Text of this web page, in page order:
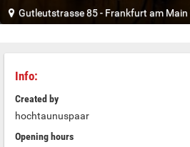
Gutleutstrasse 85- Frankfurt am Main
Info:
Created by
hochtaunuspaar
Opening hours